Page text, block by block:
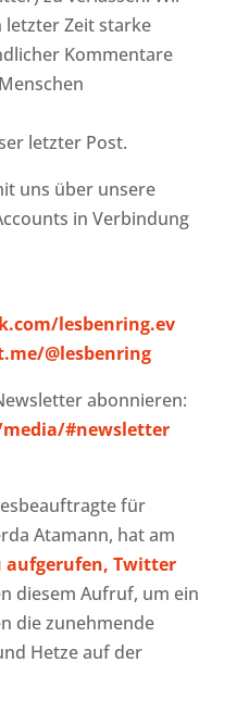
letzter Zeit starke
Kommentare
letzter Post.
uns über unsere
in Verbindung
lesbenring.ev
@lesbenring
abonnieren:
#newsletter
für
Atamann, hat am
aufgerufen, Twitter
diesem Aufruf, um ein
die zunehmende
Hetze auf der